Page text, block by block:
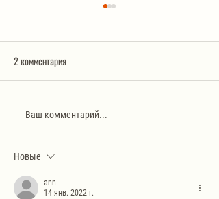
Постный салат с соевым
мясом. Очень вкусно!
2 комментария
Ваш комментарий...
Новые
ann
14 янв. 2022 г.